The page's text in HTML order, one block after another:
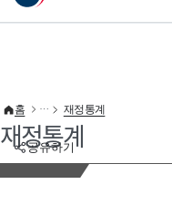
이 누리집은 대한민국 공식 전자정부
공유하기
홈 재정통계
재정통계